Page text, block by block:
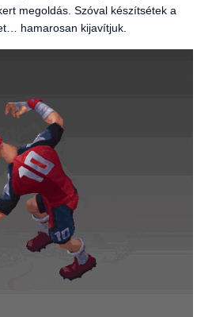
megoldás. Szóval készítsétek a
hamarosan kijavítjuk.